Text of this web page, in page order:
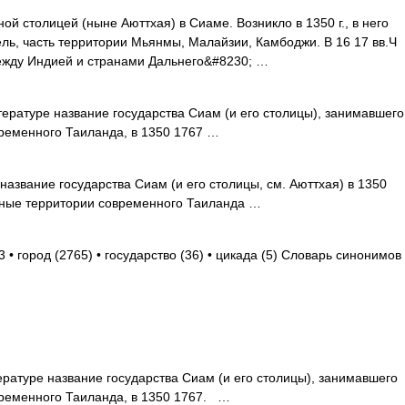
столицей (ныне Аюттхая) в Сиаме. Возникло в 1350 г., в него
часть территории Мьянмы, Малайзии, Камбоджи. В 16 17 вв.Ч
Индией и странами Дальнего&#8230; …
название государства Сиам (и его столицы), занимавшего
Таиланда, в 1350 1767 …
государства Сиам (и его столицы, см. Аюттхая) в 1350
территории современного Таиланда …
город (2765) • государство (36) • цикада (5) Словарь синонимов
название государства Сиам (и его столицы), занимавшего
Таиланда, в 1350 1767. …